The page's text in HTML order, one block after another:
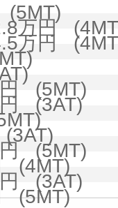
万円
万円
(5MT)
(3AT)
(5MT)
(4MT)
(3AT)
(5MT)